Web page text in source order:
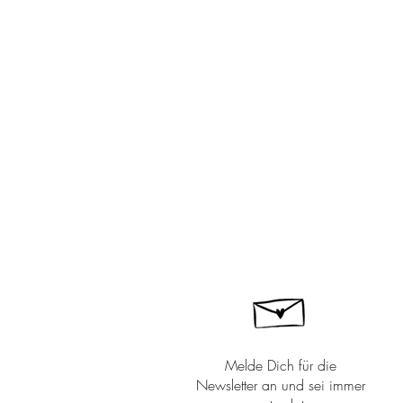
Melde Dich für die
Newsletter an und sei immer